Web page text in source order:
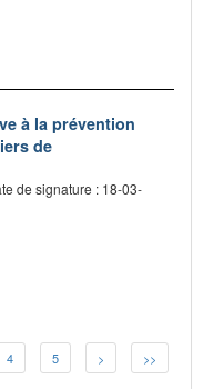
à la prévention
de
de signature : 18-03-
4 5 > >>